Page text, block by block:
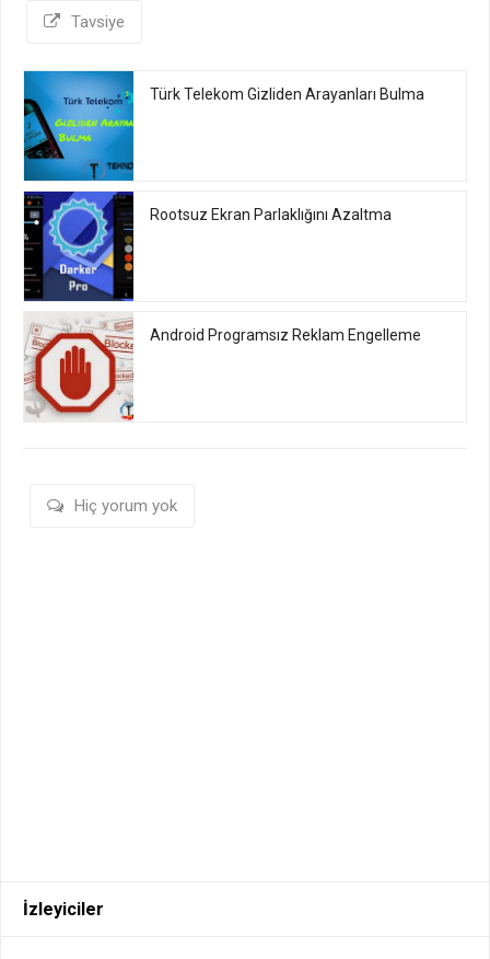
Tavsiye
Türk Telekom Gizliden Arayanları Bulma
Rootsuz Ekran Parlaklığını Azaltma
Android Programsız Reklam Engelleme
Hiç yorum yok
İzleyiciler